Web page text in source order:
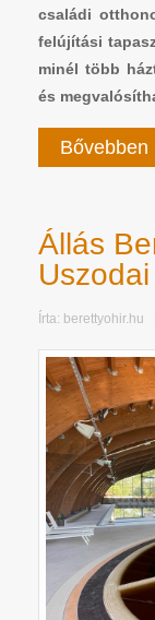
családi
felújítási
minél több
és
Bővebben
Állás
Írta: berettyohir.hu